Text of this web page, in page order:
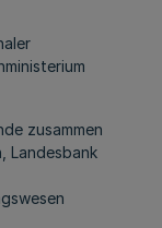
zusammen
Landesbank